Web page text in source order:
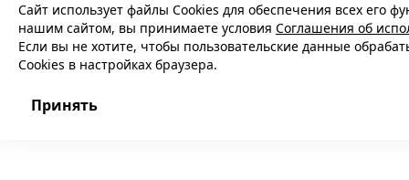
Сайт использует файлы Cookies для обеспечения всех его
нашим сайтом, вы принимаете условия Соглашения об
Если вы не хотите, чтобы пользовательские данные
Cookies в настройках браузера.
Принять